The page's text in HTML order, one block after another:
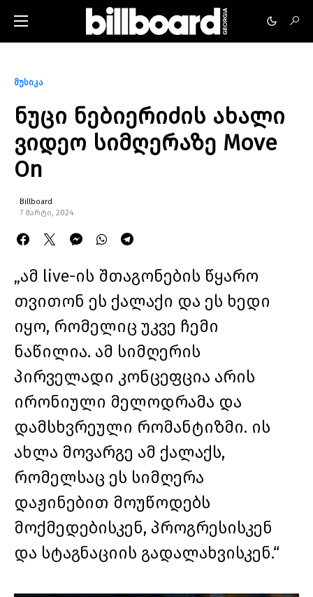
მუსიკა
ნუცი ნებიერიძის ახალი
ვიდეო სიმღერაზე Move
On
Billboard
7 მარტი, 2024
„ამ live-ის შთაგონების წყარო
თვითონ ეს ქალაქი და ეს ხედი
იყო, რომელიც უკვე ჩემი
ნაწილია. ამ სიმღერის
პირველადი კონცეფცია არის
ირონიული მელოდრამა და
დამსხვრეული რომანტიზმი. ის
ახლა მოვარგე ამ ქალაქს,
რომელსაც ეს სიმღერა
დაჟინებით მოუწოდებს
მოქმედებისკენ, პროგრესისკენ
და სტაგნაციის გადალახვისკენ.“